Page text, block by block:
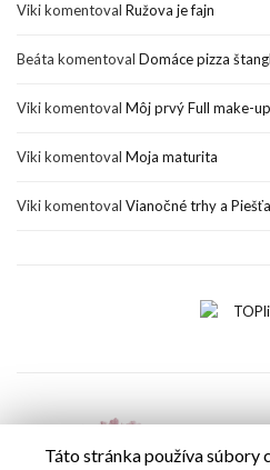
Vikikomentoval Ružova je fajn
Beáta komentoval Domáce pizza
Vikikomentoval Môj prvý Full make-
Vikikomentoval Moja maturita
Vikikomentoval Vianočné trhy a
Táto stránka používa súbory